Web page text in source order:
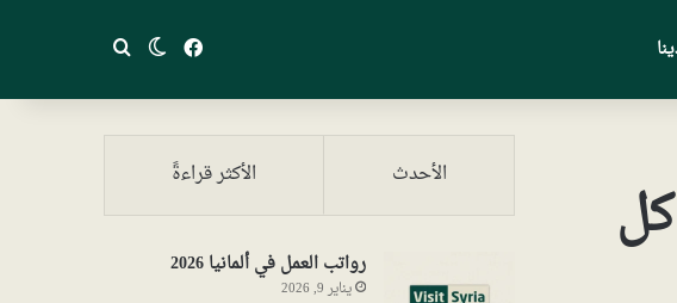
فيسبوكالوضع المظلم
بحث عن
الأحدث الأكثر قراءةً
رواتب العمل في ألمانيا 2026
يناير 9, 2026